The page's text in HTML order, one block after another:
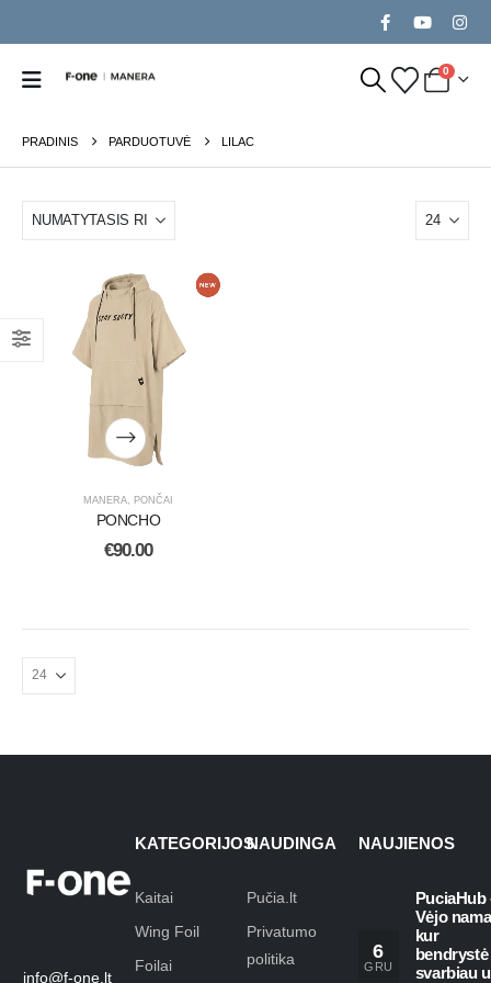
0
PRADINIS PARDUOTUVĖ LILAC
MANERA PONČAI
PONCHO
€90.00
info@f-one.lt
KATEGORIJOS
Kaitai
Wing Foil
Foilai
NAUDINGA
Pučia.lt
Privatumo
politika
NAUJIENOS
6
GRU
PuciaHub
Vėjo
kur
bendrystė
svarbiau